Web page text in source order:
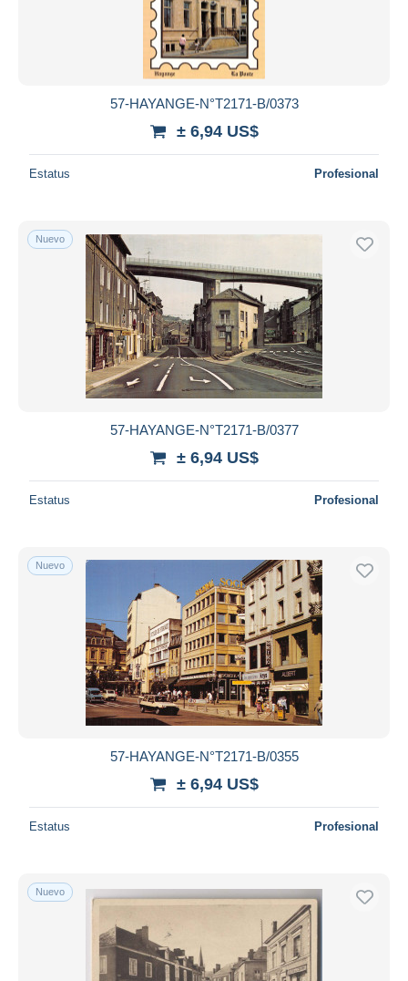
57-HAYANGE-N°T2171-B/0373
± 6,94 US$
Estatus Profesional
Nuevo
57-HAYANGE-N°T2171-B/0377
± 6,94 US$
Estatus Profesional
Nuevo
57-HAYANGE-N°T2171-B/0355
± 6,94 US$
Estatus Profesional
Nuevo